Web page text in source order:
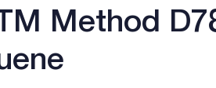
Method